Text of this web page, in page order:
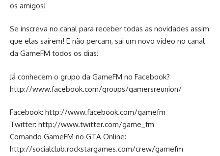
os amigos!
Se inscreva no canal para receber todas as novidades assim
que elas saírem! E não percam, sai um novo vídeo no canal
da GameFM todos os dias!
Já conhecem o grupo da GameFM no Facebook?
http://www.facebook.com/groups/gamersreunion/
Facebook: http://www.facebook.com/gamefm
Twitter: http://www.twitter.com/game_fm
Comando GameFM no GTA Online:
http://socialclub.rockstargames.com/crew/gamefm